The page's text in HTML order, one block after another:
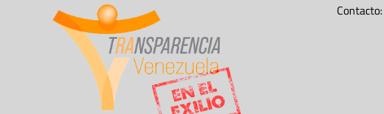
Contacto: